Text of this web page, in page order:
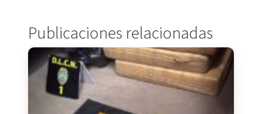
Publicaciones relacionadas